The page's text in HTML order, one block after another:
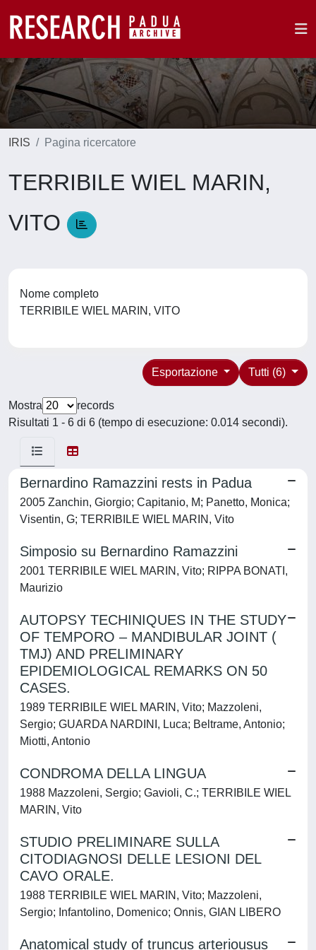
IRIS Pagina ricercatore
TERRIBILE WIEL MARIN,
VITO
Nome completo
TERRIBILE WIEL MARIN, VITO
Tutti (6)
Esportazione
Mostra
records
Risultati 1 - 6 di 6 (tempo di esecuzione: 0.014 secondi).
Bernardino Ramazzini rests in Padua
2005 Zanchin, Giorgio; Capitanio, M; Panetto, Monica;
Visentin, G; TERRIBILE WIEL MARIN, Vito
Simposio su Bernardino Ramazzini
2001 TERRIBILE WIEL MARIN, Vito; RIPPA BONATI,
Maurizio
AUTOPSY TECHINIQUES IN THE STUDY
OF TEMPORO – MANDIBULAR JOINT (
TMJ) AND PRELIMINARY
EPIDEMIOLOGICAL REMARKS ON 50
CASES.
1989 TERRIBILE WIEL MARIN, Vito; Mazzoleni,
Sergio; GUARDA NARDINI, Luca; Beltrame, Antonio;
Miotti, Antonio
CONDROMA DELLA LINGUA
1988 Mazzoleni, Sergio; Gavioli, C.; TERRIBILE WIEL
MARIN, Vito
STUDIO PRELIMINARE SULLA
CITODIAGNOSI DELLE LESIONI DEL
CAVO ORALE.
1988 TERRIBILE WIEL MARIN, Vito; Mazzoleni,
Sergio; Infantolino, Domenico; Onnis, GIAN LIBERO
Anatomical study of truncus arteriousus